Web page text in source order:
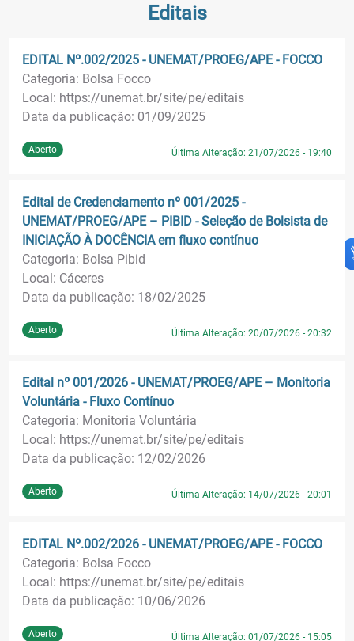
Editais
EDITAL Nº.002/2025 - UNEMAT/PROEG/APE - FOCCO
Categoria: Bolsa Focco
Local: https://unemat.br/site/pe/editais
Data da publicação: 01/09/2025
Aberto Última Alteração: 21/07/2026 - 19:40
Edital de Credenciamento nº 001/2025 -
UNEMAT/PROEG/APE – PIBID - Seleção de Bolsista de
INICIAÇÃO À DOCÊNCIA em fluxo contínuo
Categoria: Bolsa Pibid
Local: Cáceres
Data da publicação: 18/02/2025
Aberto Última Alteração: 20/07/2026 - 20:32
Edital nº 001/2026 - UNEMAT/PROEG/APE – Monitoria
Voluntária - Fluxo Contínuo
Categoria: Monitoria Voluntária
Local: https://unemat.br/site/pe/editais
Data da publicação: 12/02/2026
Aberto Última Alteração: 14/07/2026 - 20:01
EDITAL Nº.002/2026 - UNEMAT/PROEG/APE - FOCCO
Categoria: Bolsa Focco
Local: https://unemat.br/site/pe/editais
Data da publicação: 10/06/2026
Aberto Última Alteração: 01/07/2026 - 15:05